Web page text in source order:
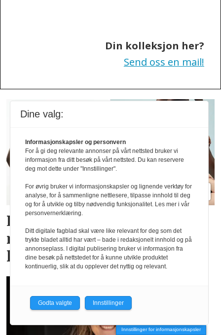
Din kolleksjon her?
Send oss en mail!
Lindex og Mammut lanserer
menstruse for en aktiv
livsstil
Innstillinger for informasjonskapsler
Dine valg:
Informasjonskapsler og personvern
For å gi deg relevante annonser på vårt nettsted bruker vi
informasjon fra ditt besøk på vårt nettsted. Du kan reservere
deg mot dette under "Innstillinger".
For øvrig bruker vi informasjonskapsler og lignende verktøy for
analyse, for å sammenligne nettlesere, tilpasse innhold til deg
og for å utvikle og tilby nødvendig funksjonalitet. Les mer i vår
personvernerklæring.
Ditt digitale fagblad skal være like relevant for deg som det
trykte bladet alltid har vært – bade i redaksjonelt innhold og på
annonseplass. I digital publisering bruker vi informasjon fra
dine besøk på nettstedet for å kunne utvikle produktet
kontinuerlig, slik at du opplever det nyttig og relevant.
Godta valgte Innstillinger